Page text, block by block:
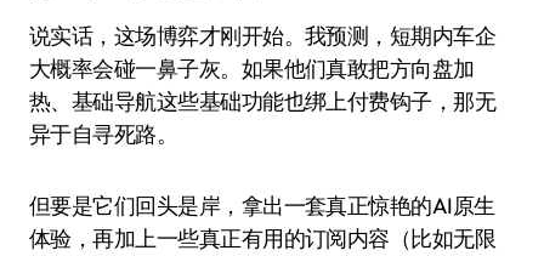
说实话，这场博弈才刚开始。我预测，短期内车企
大概率会碰一鼻子灰。如果他们真敢把方向盘加
热、基础导航这些基础功能也绑上付费钩子，那无
异于自寻死路。
但要是它们回头是岸，拿出一套真正惊艳的AI原生
体验，再加上一些真正有用的订阅内容（比如无限